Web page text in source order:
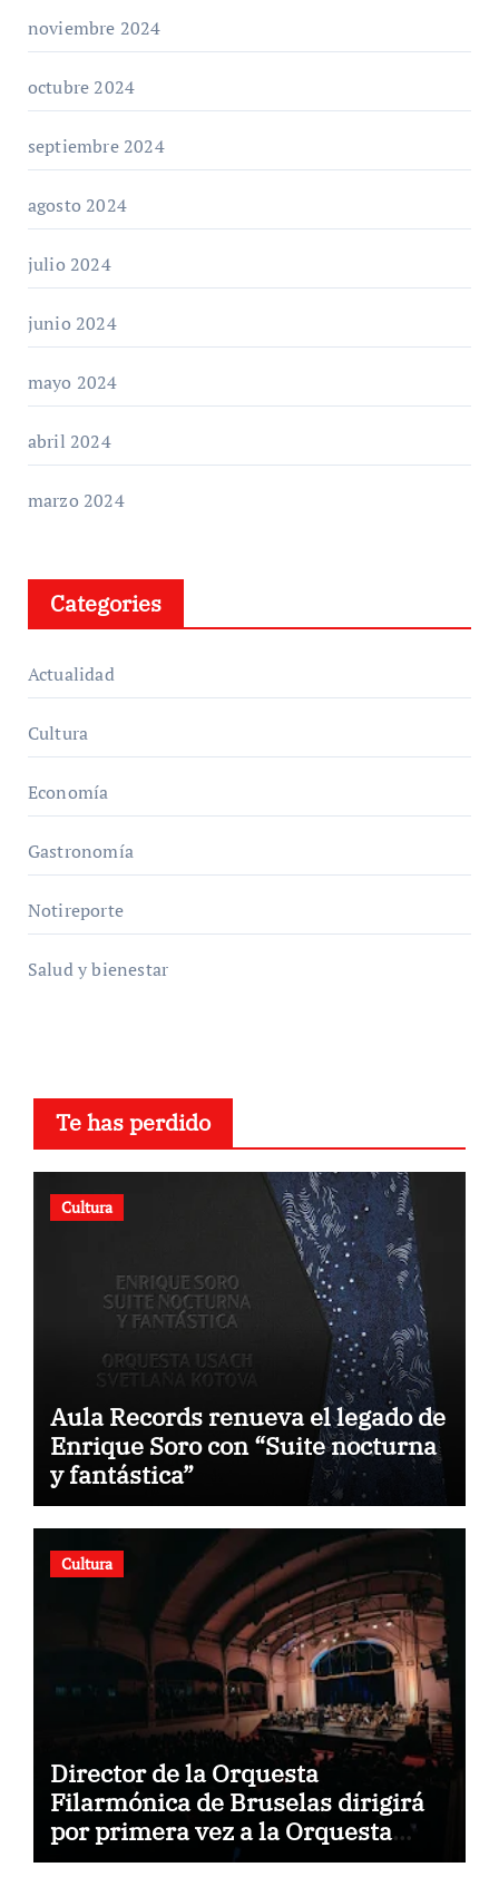
noviembre 2024
octubre 2024
septiembre 2024
agosto 2024
julio 2024
junio 2024
mayo 2024
abril 2024
marzo 2024
Categories
Actualidad
Cultura
Economía
Gastronomía
Notireporte
Salud y bienestar
Te has perdido
Cultura
Aula Records renueva el legado de
Enrique Soro con “Suite nocturna
y fantástica”
Cultura
Director de la Orquesta
Filarmónica de Bruselas dirigirá
por primera vez a la Orquesta
Usach